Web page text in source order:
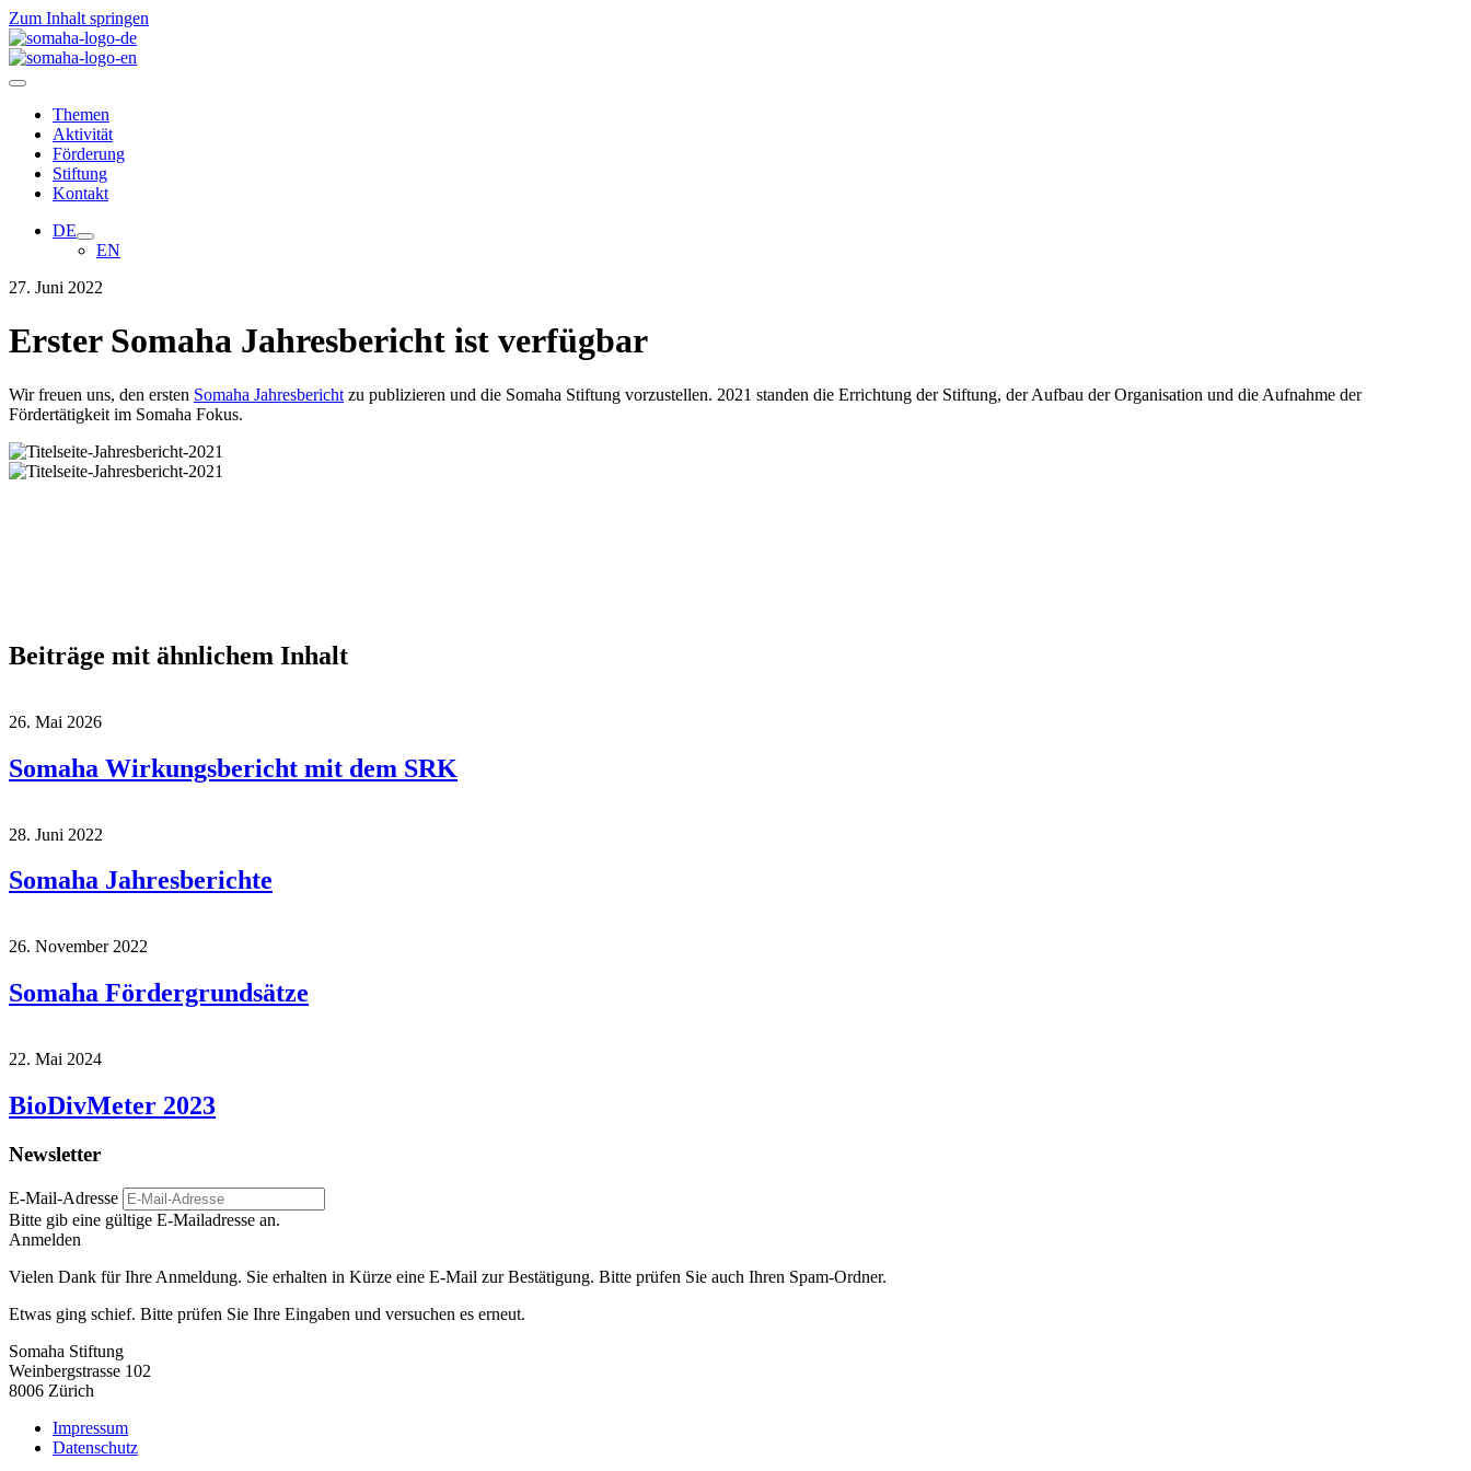
Zum Inhalt springen
Themen
Aktivität
Förderung
Stiftung
Kontakt
DE
EN
27. Juni 2022
Erster Somaha Jahresbericht ist verfügbar
Wir freuen uns, den ersten Somaha Jahresbericht zu publizieren und die Somaha Stiftung vorzustellen. 2021 standen die Errichtung der Stiftung, der Aufbau der Organisation und die Aufnahme der
Fördertätigkeit im Somaha Fokus.
Beiträge mit ähnlichem Inhalt
26. Mai 2026
Somaha Wirkungsbericht mit dem SRK
28. Juni 2022
Somaha Jahresberichte
26. November 2022
Somaha Fördergrundsätze
22. Mai 2024
BioDivMeter 2023
Newsletter
E-Mail-Adresse
Bitte gib eine gültige E-Mailadresse an.
Anmelden
Vielen Dank für Ihre Anmeldung. Sie erhalten in Kürze eine E-Mail zur Bestätigung. Bitte prüfen Sie auch Ihren Spam-Ordner.
Etwas ging schief. Bitte prüfen Sie Ihre Eingaben und versuchen es erneut.
Somaha Stiftung
Weinbergstrasse 102
8006 Zürich
Impressum
Datenschutz